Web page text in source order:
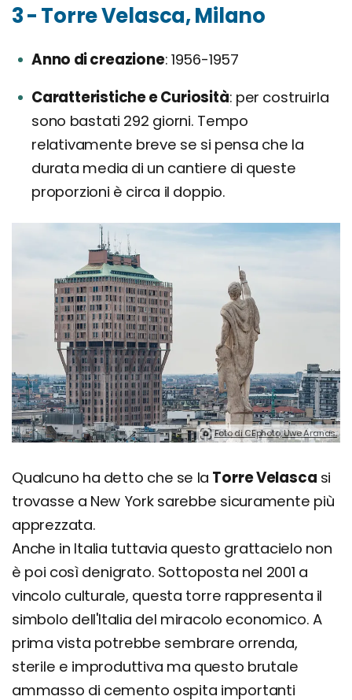
3 - Torre Velasca, Milano
Anno di creazione 1956-1957
Caratteristiche e Curiosità per costruirla
sono bastati 292 giorni. Tempo
relativamente breve se si pensa che la
durata media di un cantiere di queste
proporzioni è circa il doppio.
Foto di CEphoto, Uwe Aranas.
Qualcuno ha detto che se la Torre Velasca si
trovasse a New York sarebbe sicuramente più
apprezzata.
Anche in Italia tuttavia questo grattacielo non
è poi così denigrato. Sottoposta nel 2001 a
vincolo culturale, questa torre rappresenta il
simbolo dell'Italia del miracolo economico. A
prima vista potrebbe sembrare orrenda,
sterile e improduttiva ma questo brutale
ammasso di cemento ospita importanti